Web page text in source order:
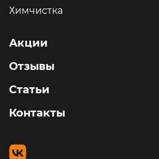
Химчистка
Акции
Отзывы
Статьи
Контакты